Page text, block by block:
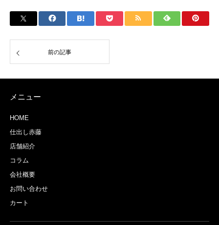
前の記事
メニュー
HOME
仕出し赤藤
店舗紹介
コラム
会社概要
お問い合わせ
カート